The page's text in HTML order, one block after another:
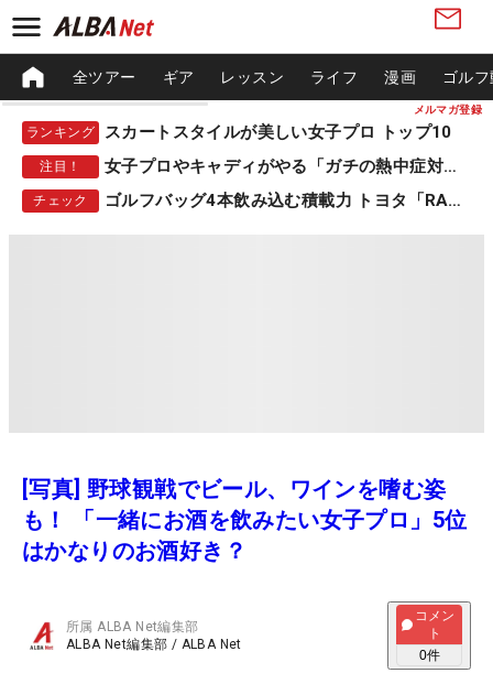
メルマガ登録
全ツアー ギア レッスン ライフ 漫画 ゴル
ランキング スカートスタイルが美しい女子プロ トップ10
注目！ 女子プロやキャディがやる「ガチの熱中症対策」
チェック ゴルフバッグ4本飲み込む積載力 トヨタ「RAV4」
[写真] 野球観戦でビール、ワインを嗜む姿
も！ 「一緒にお酒を飲みたい女子プロ」5位
はかなりのお酒好き？
所属ALBA Net編集部
ALBA Net編集部 / ALBA Net
コメン
ト
0件